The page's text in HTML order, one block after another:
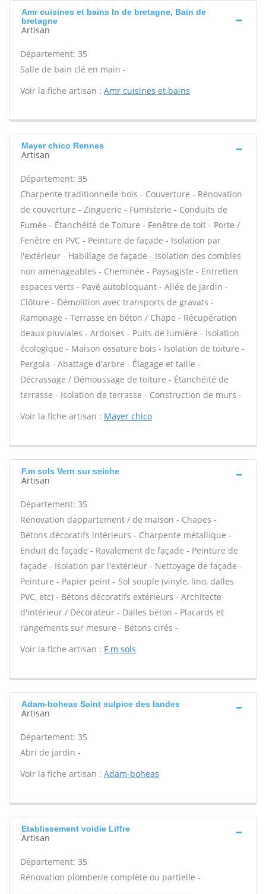
Amr cuisines et bains In de bretagne, Bain de
bretagne
Artisan
Département: 35
Salle de bain clé en main -
Voir la fiche artisan : Amr cuisines et bains
Mayer chico Rennes
Artisan
Département: 35
Charpente traditionnelle bois - Couverture - Rénovation
de couverture - Zinguerie - Fumisterie - Conduits de
Fumée - Étanchéité de Toiture - Fenêtre de toit - Porte /
Fenêtre en PVC - Peinture de façade - Isolation par
l'extérieur - Habillage de façade - Isolation des combles
non aménageables - Cheminée - Paysagiste - Entretien
espaces verts - Pavé autobloquant - Allée de jardin -
Clôture - Démolition avec transports de gravats -
Ramonage - Terrasse en béton / Chape - Récupération
deaux pluviales - Ardoises - Puits de lumière - Isolation
écologique - Maison ossature bois - Isolation de toiture -
Pergola - Abattage d'arbre - Élagage et taille -
Décrassage / Démoussage de toiture - Étanchéité de
terrasse - Isolation de terrasse - Construction de murs -
Voir la fiche artisan : Mayer chico
F.m sols Vern sur seiche
Artisan
Département: 35
Rénovation dappartement / de maison - Chapes -
Bétons décoratifs intérieurs - Charpente métallique -
Enduit de façade - Ravalement de façade - Peinture de
façade - Isolation par l'extérieur - Nettoyage de façade -
Peinture - Papier peint - Sol souple (vinyle, lino, dalles
PVC, etc) - Bétons décoratifs extérieurs - Architecte
d'intérieur / Décorateur - Dalles béton - Placards et
rangements sur mesure - Bétons cirés -
Voir la fiche artisan : F.m sols
Adam-boheas Saint sulpice des landes
Artisan
Département: 35
Abri de jardin -
Voir la fiche artisan : Adam-boheas
Etablissement voidie Liffre
Artisan
Département: 35
Rénovation plomberie complète ou partielle -